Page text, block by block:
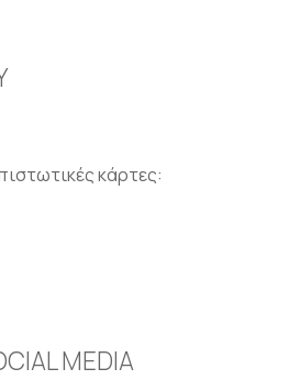
κάρτες:
MEDIA